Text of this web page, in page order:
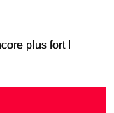
plus fort !